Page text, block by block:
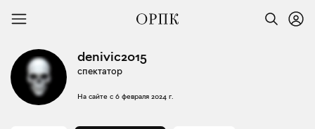
denivic2015
спектатор
На сайте с 6 февраля 2024 г.